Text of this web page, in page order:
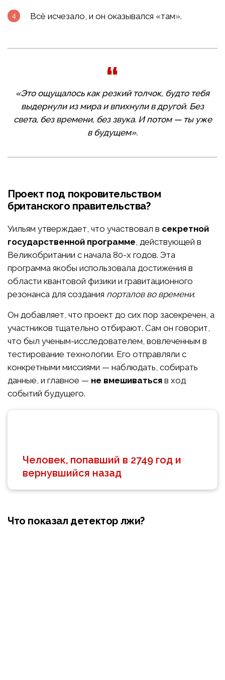
Всё исчезало, и он оказывался «там».
«Это ощущалось как резкий толчок, будто тебя
выдернули из мира и впихнули в другой. Без
света, без времени, без звука. И потом — ты уже
в будущем».
Проект под покровительством
британского правительства?
Уильям утверждает, что участвовал в секретной
государственной программе, действующей в
Великобритании с начала 80-х годов. Эта
программа якобы использовала достижения в
области квантовой физики и гравитационного
резонанса для создания порталов во времени.
Он добавляет, что проект до сих пор засекречен, а
участников тщательно отбирают. Сам он говорит,
что был ученым-исследователем, вовлеченным в
тестирование технологии. Его отправляли с
конкретными миссиями — наблюдать, собирать
данные, и главное — не вмешиваться в ход
событий будущего.
Человек, попавший в 2749 год и
вернувшийся назад
Что показал детектор лжи?